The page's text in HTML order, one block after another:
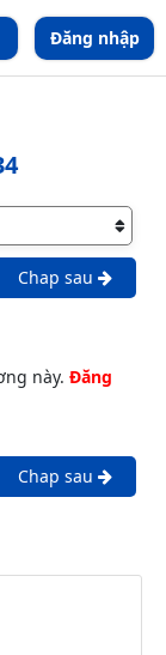
Đăng nhập
Chap sau
này. Đăng
Chap sau